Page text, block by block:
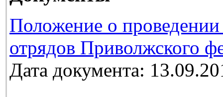
Положение о
отрядов Приволжского
Дата документа: